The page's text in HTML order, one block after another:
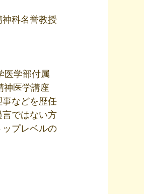
科名誉教授
医学部付属
神医学講座
などを歴任
ではない方
プレベルの